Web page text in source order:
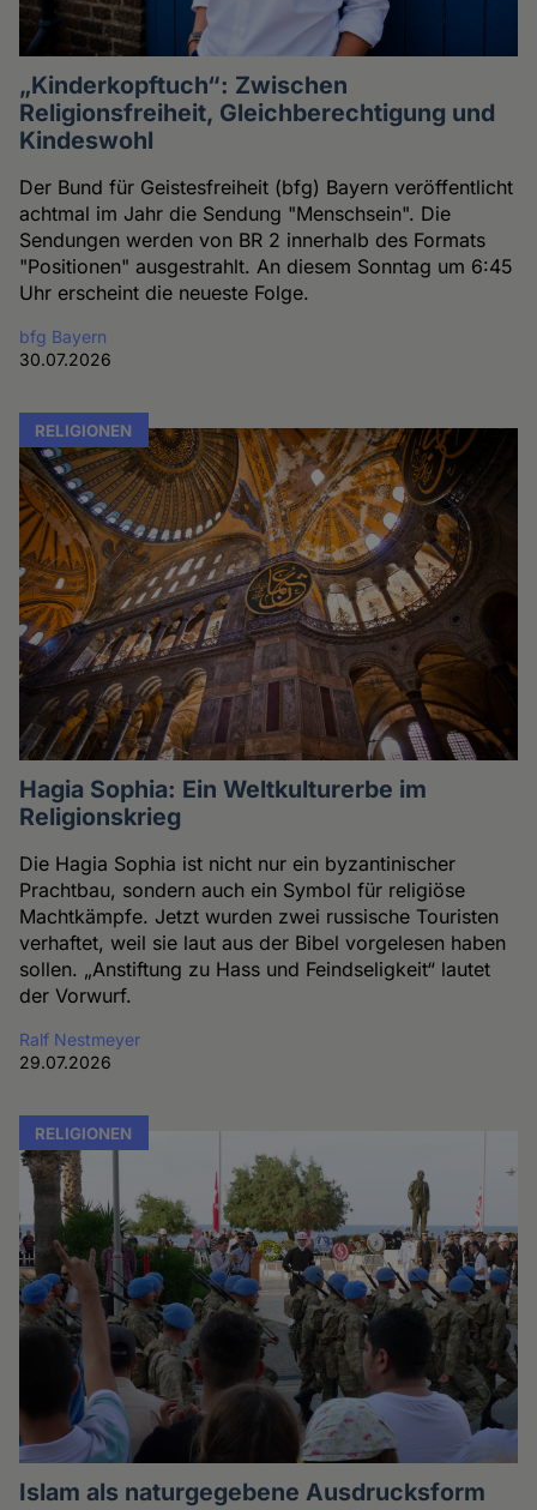
„Kinderkopftuch“: Zwischen
Religionsfreiheit, Gleichberechtigung und
Kindeswohl
Der Bund für Geistesfreiheit (bfg) Bayern veröffentlicht
achtmal im Jahr die Sendung "Menschsein". Die
Sendungen werden von BR 2 innerhalb des Formats
"Positionen" ausgestrahlt. An diesem Sonntag um 6:45
Uhr erscheint die neueste Folge.
bfg Bayern
30.07.2026
RELIGIONEN
Hagia Sophia: Ein Weltkulturerbe im
Religionskrieg
Die Hagia Sophia ist nicht nur ein byzantinischer
Prachtbau, sondern auch ein Symbol für religiöse
Machtkämpfe. Jetzt wurden zwei russische Touristen
verhaftet, weil sie laut aus der Bibel vorgelesen haben
sollen. „Anstiftung zu Hass und Feindseligkeit“ lautet
der Vorwurf.
Ralf Nestmeyer
29.07.2026
RELIGIONEN
Islam als naturgegebene Ausdrucksform